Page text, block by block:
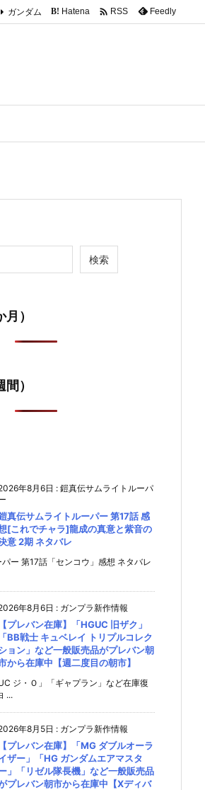
ガンダム B! Hatena  RSS Feedly
検索
）
）
年8月6日 : 鎧真伝サムライトルーパ
真伝サムライトルーパー 第17話 感
[これでチャラ]龍成の真意と紫音の
意 2期 ネタバレ
ー 第17話「センコウ」感想 ネタバレ
年8月6日 : ガンプラ新作情報
【プレバン在庫】「HGUC 旧ザク」
「BB戦士 キュベレイ トリプルコレク
ョン」など一般販売品がプレバン朝
から在庫中【週二度目の朝市】
ジ・Ｏ」「ギャプラン」など在庫復
...
年8月5日 : ガンプラ新作情報
【プレバン在庫】「MG ダブルオーラ
ザー」「HG ガンダムエアマスタ
」「リゼル隊長機」など一般販売品
プレバン朝市から在庫中【Xディバ